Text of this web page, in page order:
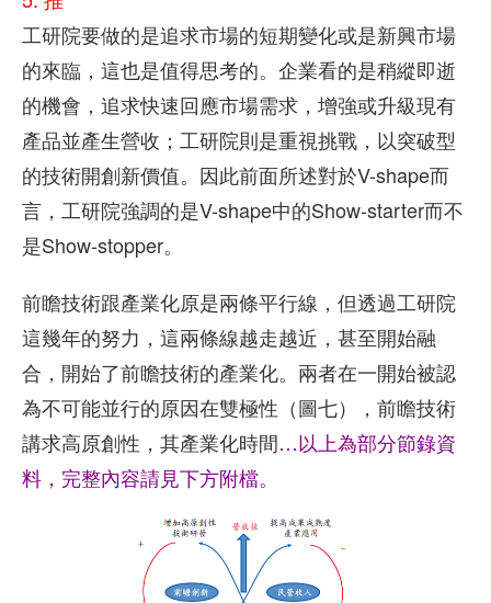
工研院要做的是追求市場的短期變化或是新興市場
的來臨，這也是值得思考的。企業看的是稍縱即逝
的機會，追求快速回應市場需求，增強或升級現有
產品並產生營收；工研院則是重視挑戰，以突破型
的技術開創新價值。因此前面所述對於V-shape而
言，工研院強調的是V-shape中的Show-starter而不
是Show-stopper。
前瞻技術跟產業化原是兩條平行線，但透過工研院
這幾年的努力，這兩條線越走越近，甚至開始融
合，開始了前瞻技術的產業化。兩者在一開始被認
為不可能並行的原因在雙極性（圖七），前瞻技術
講求高原創性，其產業化時間…以上為部分節錄資
料，完整內容請見下方附檔。